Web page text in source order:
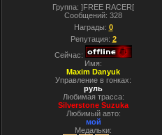
Группа: ]FREE RACER[
Сообщений: 328
Награды: 0
Репутация: 2
Сейчас:
Имя:
Maxim Danyuk
Управление в гонках:
руль
Любимая трасса:
Silverstone Suzuka
Любимый авто:
мой
Медальки: